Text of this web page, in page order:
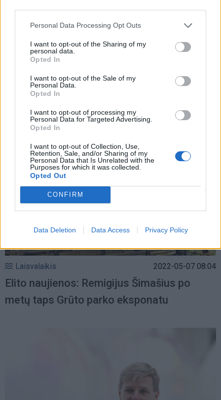
Personal Data Processing Opt Outs
I want to opt-out of the Sharing of my
personal data.
Opted In
I want to opt-out of the Sale of my
Personal Data.
Opted In
I want to opt-out of processing my
Personal Data for Targeted Advertising.
Opted In
I want to opt-out of Collection, Use,
Retention, Sale, and/or Sharing of my
Personal Data that Is Unrelated with the
Purposes for which it was collected.
Opted Out
CONFIRM
Data Deletion Data Access Privacy Policy
Laisvalaikis
Prieš metus trečiąkart vedęs Šimašius
prabilo apie savo savijautą ir vaikus: jie
nenori viešumoje rodytis su tėčiu
(3)
Laisvalaikis 2022-05-07 08:04
Elito naujienos: Remigijus Šimašius po
metų taps Grūto parko eksponatu